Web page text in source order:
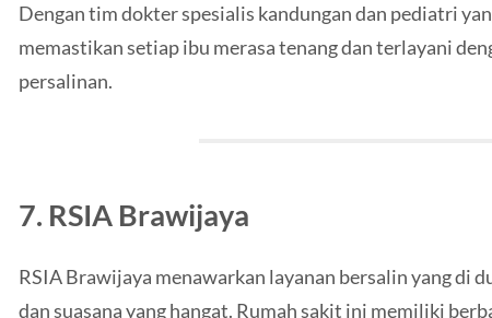
Dengan tim dokter spesialis kandungan dan pediatri
memastikan setiap ibu merasa tenang dan terlayani
persalinan.
7. RSIA Brawijaya
RSIA Brawijaya menawarkan layanan bersalin yang di
dan suasana yang hangat. Rumah sakit ini memiliki